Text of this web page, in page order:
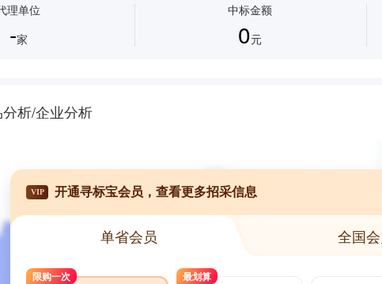
理单位
-家
中标金额
0元
析/企业分析
VIP 开通寻标宝会员，查看更多招采信息
单省会员 全国
限购一次 最划算